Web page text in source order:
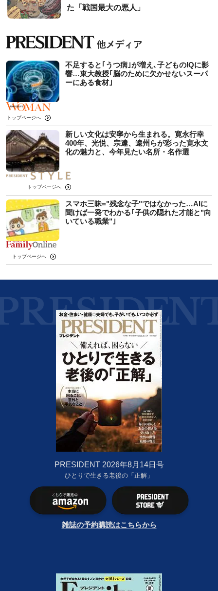
た「戦国最大の悪人」
不足すると｢うつ病｣が増え､子どものIQに影
響…東大教授｢脳のために欠かせないスーパ
ーにある食材｣
トップページへ
新しい文化は安寧から生まれる。寛永行幸
400年、光悦、宗達、遠州らが彩った寛永文
化の魅力と、今年見たい名所・名作選
トップページへ
スマホ三昧="残念な子"ではなかった…AIに
聞けば一発でわかる｢子供の隠れた才能と"向
いている職業"｣
トップページへ
PRESIDENT 2026年8月14日号
ひとりで生きる老後の「正解」
雑誌の予約購読はこちらから